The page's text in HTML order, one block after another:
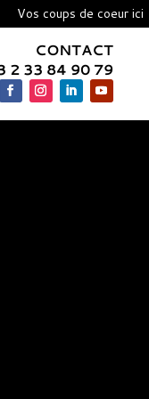
coups de coeur ici
CONTACT
2 33 84 90 79